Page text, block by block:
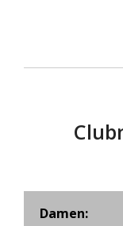
Damen: